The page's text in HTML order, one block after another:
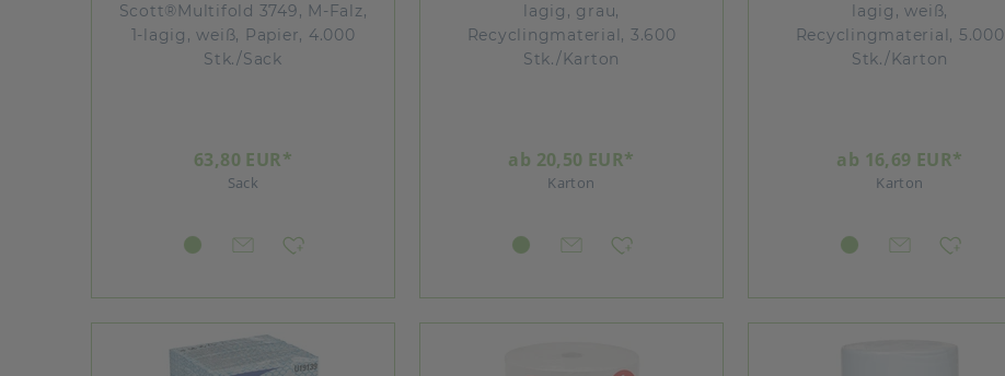
Scott®Multifold 3749, M-Falz,
1-lagig, weiß, Papier, 4.000
Stk./Sack
63,80 EUR*
Sack
lagig, grau,
Recyclingmaterial, 3.600
Stk./Karton
ab 20,50 EUR*
Karton
lagig, weiß,
Recyclingmaterial, 5.000
Stk./Karton
ab 16,69 EUR*
Karton